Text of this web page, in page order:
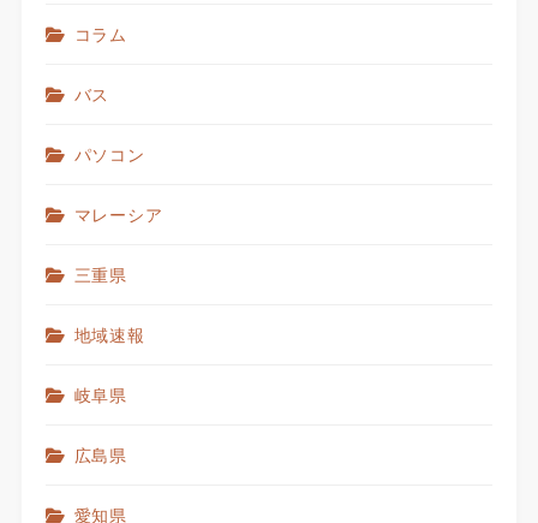
コラム
バス
パソコン
マレーシア
三重県
地域速報
岐阜県
広島県
愛知県